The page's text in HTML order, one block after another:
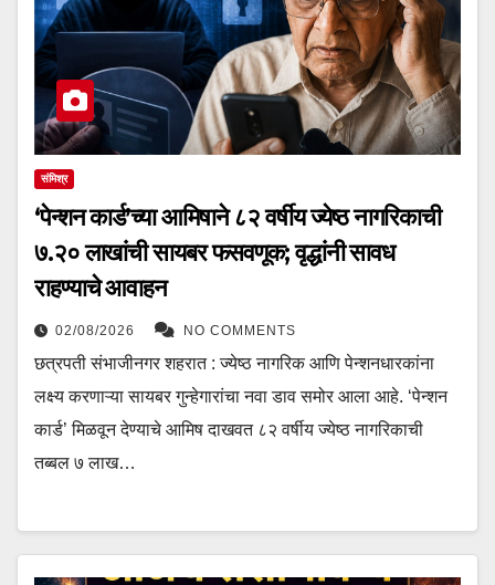
संमिश्र
‘पेन्शन कार्ड’च्या आमिषाने ८२ वर्षीय ज्येष्ठ नागरिकाची
७.२० लाखांची सायबर फसवणूक; वृद्धांनी सावध
राहण्याचे आवाहन
02/08/2026 NO COMMENTS
छत्रपती संभाजीनगर शहरात : ज्येष्ठ नागरिक आणि पेन्शनधारकांना
लक्ष्य करणाऱ्या सायबर गुन्हेगारांचा नवा डाव समोर आला आहे. ‘पेन्शन
कार्ड’ मिळवून देण्याचे आमिष दाखवत ८२ वर्षीय ज्येष्ठ नागरिकाची
तब्बल ७ लाख…